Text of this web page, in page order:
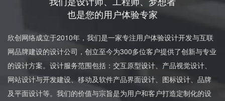
也是您的用户体验专家
欣创网络成立于2010年，我们是一家专注用户体验设计开发与互联
网品牌建设的设计公司，创立至今为300多位客户提供了创新与专业
的设计方案。设计服务范围包括：交互原型设计、产品视觉设计、
网站设计与开发建设、移动及软件产品界面设计、图标设计、品牌
及平面设计等。我们的价值与宗旨是为用户和客户打造定制化的设